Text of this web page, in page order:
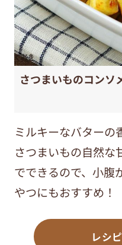
さつまいものコンソ
ミルキーなバターの
さつまいもの自然な
でできるので、小腹
やつにもおすすめ！
レシ